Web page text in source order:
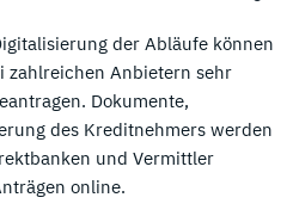
der Abläufe können
zahlreichen Anbietern sehr
Dokumente,
des Kreditnehmers werden
und Vermittler
online.